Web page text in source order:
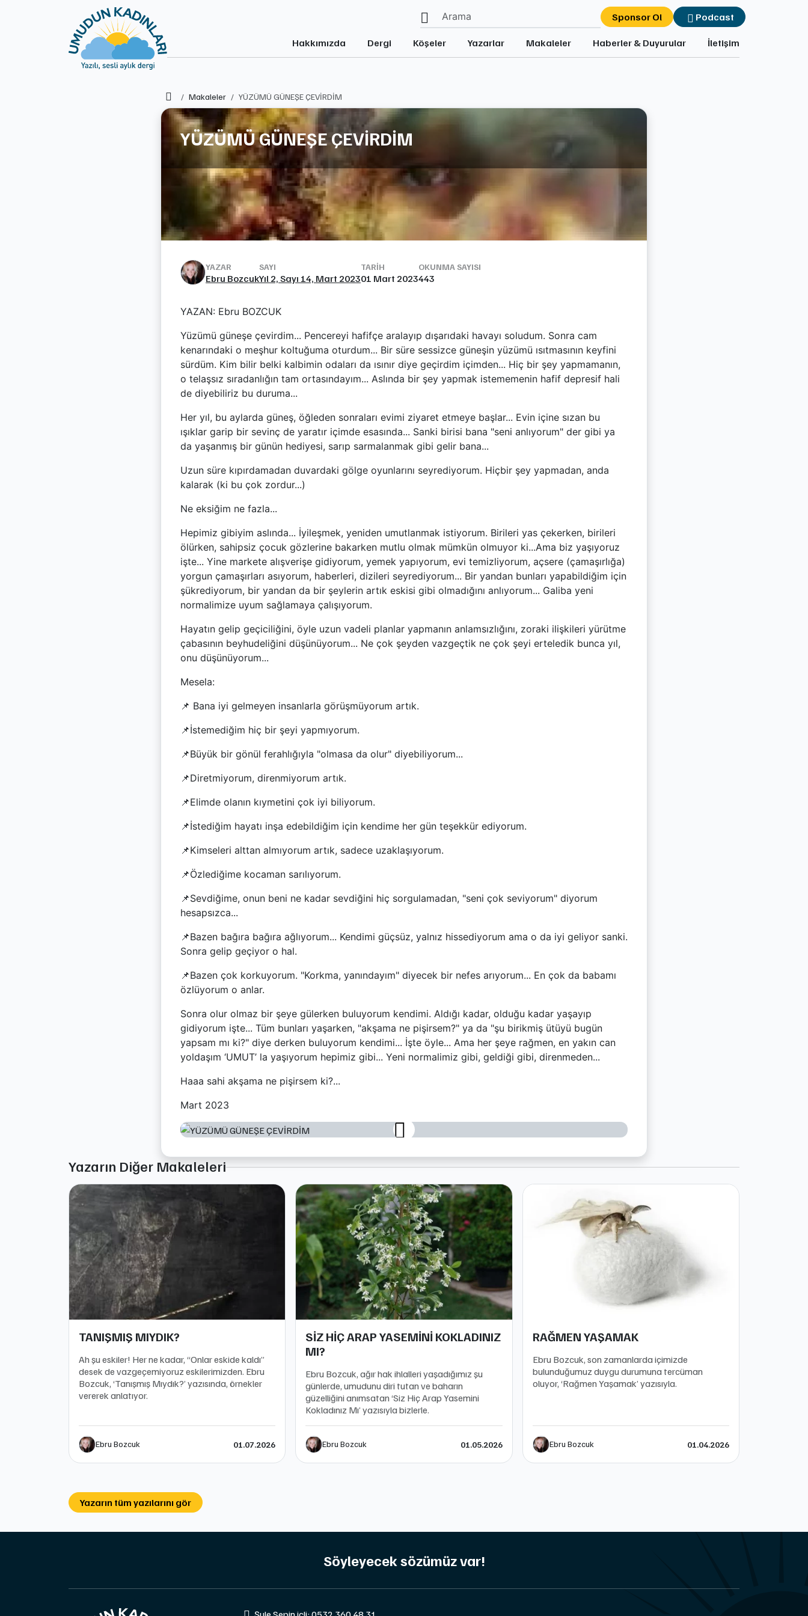
Sponsor Ol Podcast
Hakkımızda Dergi Köşeler Yazarlar Makaleler Haberler & Duyurular İletişim
Ana SayfaMakaleler YÜZÜMÜ GÜNEŞE ÇEVİRDİM
YÜZÜMÜ GÜNEŞE ÇEVİRDİM
YAZAR
Ebru Bozcuk
SAYI
Yıl 2, Sayı 14, Mart 2023
TARIH
01 Mart 2023
OKUNMA SAYISI
443
YAZAN: Ebru BOZCUK
Yüzümü güneşe çevirdim... Pencereyi hafifçe aralayıp dışarıdaki havayı soludum. Sonra cam
kenarındaki o meşhur koltuğuma oturdum... Bir süre sessizce güneşin yüzümü ısıtmasının keyfini
sürdüm. Kim bilir belki kalbimin odaları da ısınır diye geçirdim içimden... Hiç bir şey yapmamanın,
o telaşsız sıradanlığın tam ortasındayım... Aslında bir şey yapmak istememenin hafif depresif hali
de diyebiliriz bu duruma...
Her yıl, bu aylarda güneş, öğleden sonraları evimi ziyaret etmeye başlar... Evin içine sızan bu
ışıklar garip bir sevinç de yaratır içimde esasında... Sanki birisi bana "seni anlıyorum" der gibi ya
da yaşanmış bir günün hediyesi, sarıp sarmalanmak gibi gelir bana...
Uzun süre kıpırdamadan duvardaki gölge oyunlarını seyrediyorum. Hiçbir şey yapmadan, anda
kalarak (ki bu çok zordur...)
Ne eksiğim ne fazla...
Hepimiz gibiyim aslında... İyileşmek, yeniden umutlanmak istiyorum. Birileri yas çekerken, birileri
ölürken, sahipsiz çocuk gözlerine bakarken mutlu olmak mümkün olmuyor ki...Ama biz yaşıyoruz
işte... Yine markete alışverişe gidiyorum, yemek yapıyorum, evi temizliyorum, açsere (çamaşırlığa)
yorgun çamaşırları asıyorum, haberleri, dizileri seyrediyorum... Bir yandan bunları yapabildiğim için
şükrediyorum, bir yandan da bir şeylerin artık eskisi gibi olmadığını anlıyorum... Galiba yeni
normalimize uyum sağlamaya çalışıyorum.
Hayatın gelip geçiciliğini, öyle uzun vadeli planlar yapmanın anlamsızlığını, zoraki ilişkileri yürütme
çabasının beyhudeliğini düşünüyorum... Ne çok şeyden vazgeçtik ne çok şeyi erteledik bunca yıl,
onu düşünüyorum...
Mesela:
📌 Bana iyi gelmeyen insanlarla görüşmüyorum artık.
📌İstemediğim hiç bir şeyi yapmıyorum.
📌Büyük bir gönül ferahlığıyla "olmasa da olur" diyebiliyorum...
📌Diretmiyorum, direnmiyorum artık.
📌Elimde olanın kıymetini çok iyi biliyorum.
📌İstediğim hayatı inşa edebildiğim için kendime her gün teşekkür ediyorum.
📌Kimseleri alttan almıyorum artık, sadece uzaklaşıyorum.
📌Özlediğime kocaman sarılıyorum.
📌Sevdiğime, onun beni ne kadar sevdiğini hiç sorgulamadan, "seni çok seviyorum" diyorum
hesapsızca...
📌Bazen bağıra bağıra ağlıyorum... Kendimi güçsüz, yalnız hissediyorum ama o da iyi geliyor sanki.
Sonra gelip geçiyor o hal.
📌Bazen çok korkuyorum. "Korkma, yanındayım" diyecek bir nefes arıyorum... En çok da babamı
özlüyorum o anlar.
Sonra olur olmaz bir şeye gülerken buluyorum kendimi. Aldığı kadar, olduğu kadar yaşayıp
gidiyorum işte... Tüm bunları yaşarken, "akşama ne pişirsem?" ya da "şu birikmiş ütüyü bugün
yapsam mı ki?" diye derken buluyorum kendimi... İşte öyle... Ama her şeye rağmen, en yakın can
yoldaşım ‘UMUT’ la yaşıyorum hepimiz gibi... Yeni normalimiz gibi, geldiği gibi, direnmeden...
Haaa sahi akşama ne pişirsem ki?...
Mart 2023
Yazarın Diğer Makaleleri
TANIŞMIŞ MIYDIK?
Ah şu eskiler! Her ne kadar, “Onlar eskide kaldı”
desek de vazgeçemiyoruz eskilerimizden. Ebru
Bozcuk, ‘Tanışmış Mıydık?’ yazısında, örnekler
vererek anlatıyor.
Ebru Bozcuk 01.07.2026
SİZ HİÇ ARAP YASEMİNİ KOKLADINIZ
MI?
Ebru Bozcuk, ağır hak ihlalleri yaşadığımız şu
günlerde, umudunu diri tutan ve baharın
güzelliğini anımsatan ‘Siz Hiç Arap Yasemini
Kokladınız Mı’ yazısıyla bizlerle.
Ebru Bozcuk 01.05.2026
RAĞMEN YAŞAMAK
Ebru Bozcuk, son zamanlarda içimizde
bulunduğumuz duygu durumuna tercüman
oluyor, ‘Rağmen Yaşamak’ yazısıyla.
Ebru Bozcuk 01.04.2026
Yazarın tüm yazılarını gör
Söyleyecek sözümüz var!